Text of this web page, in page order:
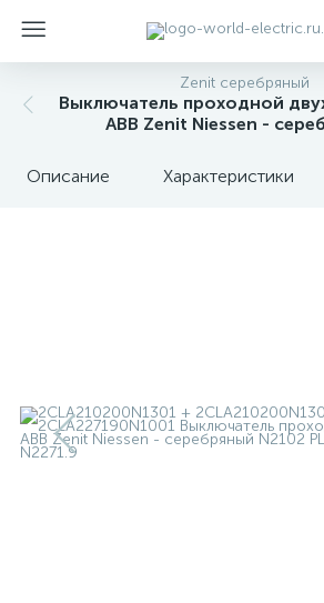
Zenit серебряный
Выключатель проходной
ABB Zenit Niessen -
Описание Характеристики